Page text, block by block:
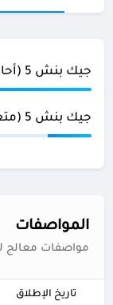
جيك بنش 5 (أحادي النواة)
جيك بنش 5 (متعدد النواة)
المواصفات
مواصفات معالج Intel Core i3 1215U
تاريخ الإطلاق